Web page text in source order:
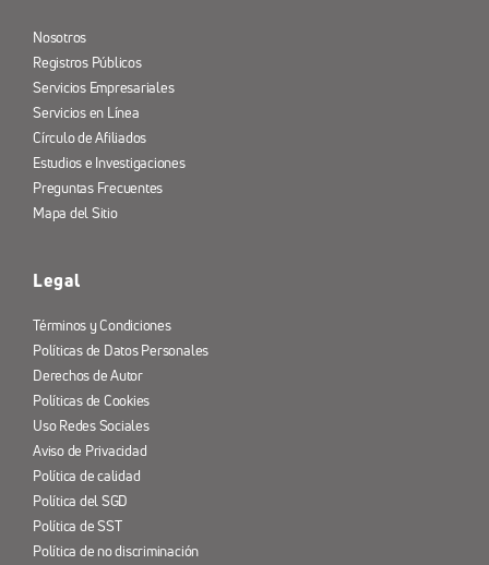
Nosotros
Registros Públicos
Servicios Empresariales
Servicios en Línea
Círculo de Afiliados
Estudios e Investigaciones
Preguntas Frecuentes
Mapa del Sitio
Legal
Términos y Condiciones
Políticas de Datos Personales
Derechos de Autor
Políticas de Cookies
Uso Redes Sociales
Aviso de Privacidad
Política de calidad
Política del SGD
Política de SST
Política de no discriminación